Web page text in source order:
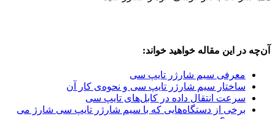
آن‌چه در این مقاله خواهید خواند:
معرفی سیم شارژر تایپ سی
ساختار سیم شارژر تایپ سی و نحوه‌ی کار آن
سرعت انتقال داده در کابل‌های تایپ سی
برخی از دستگاه‌هایی که با سیم شارژر تایپ سی شارژ می